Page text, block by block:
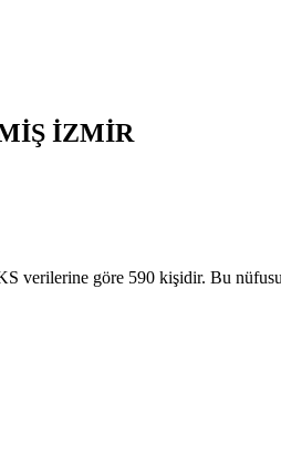
İZMİR
göre 590 kişidir. Bu